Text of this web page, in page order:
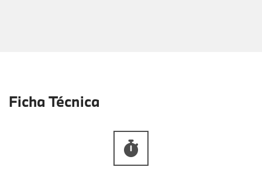
Ficha Técnica